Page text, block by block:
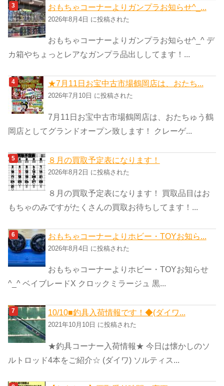
おもちゃコーナーよりガンプラお知らせ^_...
2026年8月4日 に投稿された
おもちゃコーナーよりガンプラお知らせ^_^ デ
カ箱やちょっとレアなガンプラ品出ししてます！...
★7月11日お宝中古市場鶴岡店は、おたち...
2026年7月10日 に投稿された
7月11日お宝中古市場鶴岡店は、おたちゅう鶴
岡店としてグランドオープン致します！ クレーゲ...
８月の買取予定表になります！
2026年8月2日 に投稿された
８月の買取予定表になります！ 買取品目はお
もちゃのみですがたくさんの買取お待ちしてます！...
おもちゃコーナーよりホビー・TOYお知ら...
2026年8月4日 に投稿された
おもちゃコーナーよりホビー・TOYお知らせ
^_^ ベイブレードX クロックミラージュ 黒...
10/10■釣具入荷情報です！◆(ダイワ...
2021年10月10日 に投稿された
★釣具コーナー入荷情報★ 今日は懐かしのソ
ルトロッド4本をご紹介☆ (ダイワ) ソルティス...